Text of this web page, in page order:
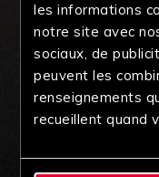
les informations
notre site avec
sociaux, de
peuvent les
renseignements
recueillent quand